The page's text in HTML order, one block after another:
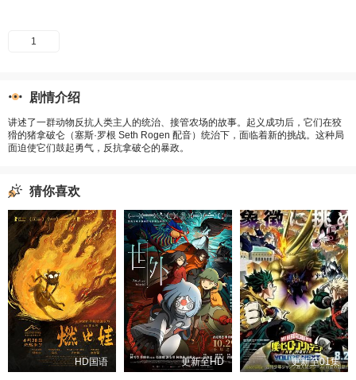
1
剧情介绍
讲述了一群动物反抗人类主人的统治、接管农场的故事。起义成功后，它们在狡
猾的猪拿破仑（塞斯·罗根 Seth Rogen 配音）统治下，面临着新的挑战。这种局
面迫使它们鼓起勇气，反抗拿破仑的暴政。
猜你喜欢
HD国语 更新至HD 更新至01集